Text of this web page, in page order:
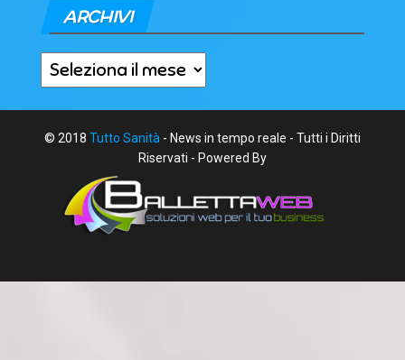
ARCHIVI
Archivi
© 2018 Tutto Sanità - News in tempo reale - Tutti i Diritti
Riservati - Powered By